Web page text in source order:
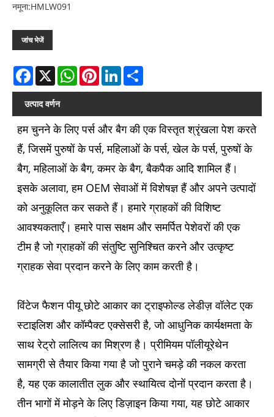
नमूना:HMLW091
जांच भेजें
Facebook
X WhatsAppPinterestLinkedIn
उत्पाद वर्णन
हम चुनने के लिए पर्स और बैग की एक विस्तृत श्रृंखला पेश करते
हैं, जिसमें पुरुषों के पर्स, महिलाओं के पर्स, खेल के पर्स, पुरुषों के
बैग, महिलाओं के बैग, कमर के बैग, बैकपैक आदि शामिल हैं।
इसके अलावा, हम OEM सेवाओं में विशेषज्ञ हैं और अपने उत्पादों
को अनुकूलित कर सकते हैं। हमारे ग्राहकों की विशिष्ट
आवश्यकताएँ। हमारे पास सक्षम और समर्पित पेशेवरों की एक
टीम है जो ग्राहकों की संतुष्टि सुनिश्चित करने और उत्कृष्ट
ग्राहक सेवा प्रदान करने के लिए काम करती है।
विंटेज फैशन पीयू छोटे आकार का ट्राइफोल्ड लेडीज़ वॉलेट एक
स्टाइलिश और कॉम्पैक्ट एक्सेसरी है, जो आधुनिक कार्यक्षमता के
साथ रेट्रो लालित्य का मिश्रण है। प्रीमियम पॉलीयूरेथेन
सामग्री से तैयार किया गया है जो पुराने चमड़े की नकल करता
है, यह एक कालातीत लुक और स्थायित्व दोनों प्रदान करता है।
तीन भागों में मोड़ने के लिए डिज़ाइन किया गया, यह छोटे आकार